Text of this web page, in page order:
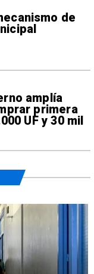
de
amplía
primera
UF y 30 mil